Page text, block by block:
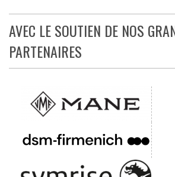
AVEC LE SOUTIEN DE NOS
PARTENAIRES